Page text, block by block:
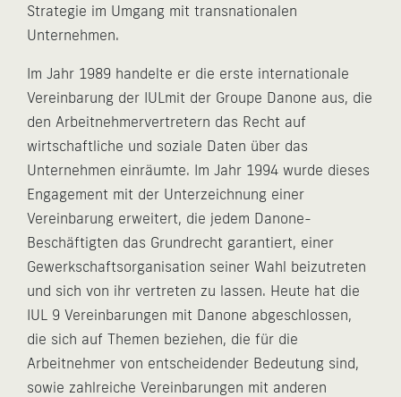
Strategie im Umgang mit transnationalen
Unternehmen.
Im Jahr 1989 handelte er die erste internationale
Vereinbarung der IULmit der Groupe Danone aus, die
den Arbeitnehmervertretern das Recht auf
wirtschaftliche und soziale Daten über das
Unternehmen einräumte. Im Jahr 1994 wurde dieses
Engagement mit der Unterzeichnung einer
Vereinbarung erweitert, die jedem Danone-
Beschäftigten das Grundrecht garantiert, einer
Gewerkschaftsorganisation seiner Wahl beizutreten
und sich von ihr vertreten zu lassen. Heute hat die
IUL 9 Vereinbarungen mit Danone abgeschlossen,
die sich auf Themen beziehen, die für die
Arbeitnehmer von entscheidender Bedeutung sind,
sowie zahlreiche Vereinbarungen mit anderen